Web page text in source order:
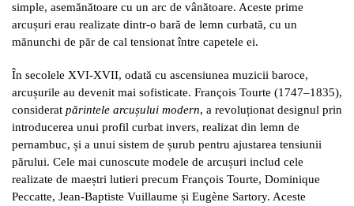
simple, asemănătoare cu un arc de vânătoare. Aceste prime
arcușuri erau realizate dintr-o bară de lemn curbată, cu un
mănunchi de păr de cal tensionat între capetele ei.
În secolele XVI-XVII, odată cu ascensiunea muzicii baroce,
arcușurile au devenit mai sofisticate. François Tourte (1747–1835),
considerat părintele arcușului modern, a revoluționat designul prin
introducerea unui profil curbat invers, realizat din lemn de
pernambuc, și a unui sistem de șurub pentru ajustarea tensiunii
părului. Cele mai cunoscute modele de arcușuri includ cele
realizate de maeștri lutieri precum François Tourte, Dominique
Peccatte, Jean-Baptiste Vuillaume și Eugène Sartory. Aceste